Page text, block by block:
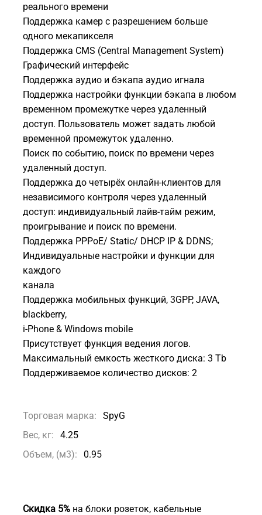
реального времени
Поддержка камер с разрешением больше
одного мекапикселя
Поддержка CMS (Central Management System)
Графический интерфейс
Поддержка аудио и бэкапа аудио игнала
Поддержка настройки функции бэкапа в любом
временном промежутке через удаленный
доступ. Пользователь может задать любой
временной промежуток удаленно.
Поиск по событию, поиск по времени через
удаленный доступ.
Поддержка до четырёх онлайн-клиентов для
независимого контроля через удаленный
доступ: индивидуальный лайв-тайм режим,
проигрывание и поиск по времени.
Поддержка PPPoE/ Static/ DHCP IP & DDNS;
Индивидуальные настройки и функции для
каждого
канала
Поддержка мобильных функций, 3GPP, JAVA,
blackberry,
i-Phone & Windows mobile
Присутствует функция ведения логов.
Максимальный емкость жесткого диска: 3 Tb
Поддерживаемое количество дисков: 2
Торговая марка:
SpyG
Вес, кг:
4.25
Объем, (м3):
0.95
Скидка 5% на блоки розеток, кабельные